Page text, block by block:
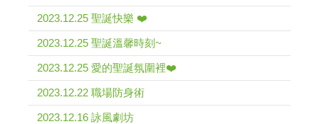
2023.12.25 聖誕快樂 ❤️
2023.12.25 聖誕溫馨時刻~
2023.12.25 愛的聖誕氛圍裡❤️
2023.12.22 職場防身術
2023.12.16 詠風劇坊